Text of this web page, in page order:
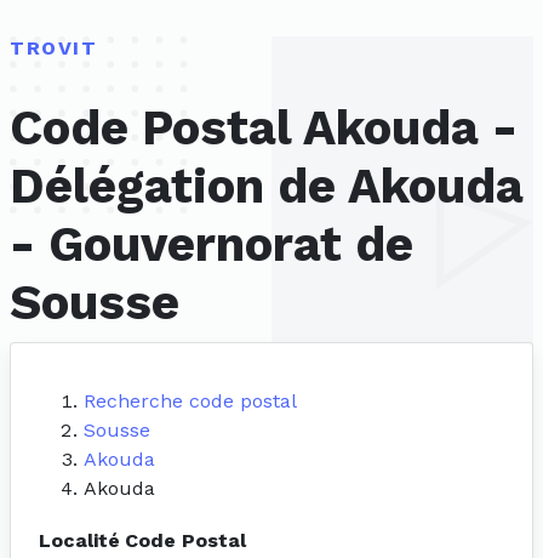
TROVIT
Code Postal Akouda -
Délégation de Akouda
- Gouvernorat de
Sousse
Recherche code postal
Sousse
Akouda
Akouda
Localité Code Postal